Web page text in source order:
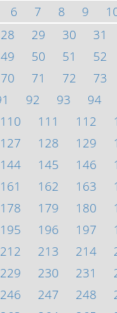
6 7 8 9
28 29 30
31
49 50 51
52
70 71 72
73
92 93
94
110 111 112
127 128 129
144 145 146
161 162 163
178 179 180
195 196 197
212 213 214
229 230 231
246 247 248